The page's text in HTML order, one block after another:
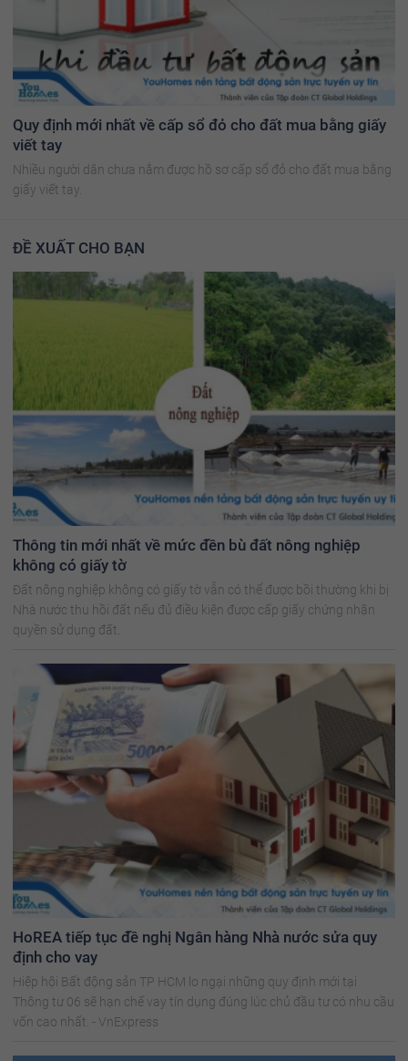
Quy định mới nhất về cấp sổ đỏ cho đất mua bằng giấy
viết tay
Nhiều người dân chưa nắm được hồ sơ cấp sổ đỏ cho đất mua bằng
giấy viết tay.
ĐỀ XUẤT CHO BẠN
Thông tin mới nhất về mức đền bù đất nông nghiệp
không có giấy tờ
Đất nông nghiệp không có giấy tờ vẫn có thể được bồi thường khi bị
Nhà nước thu hồi đất nếu đủ điều kiện được cấp giấy chứng nhận
quyền sử dụng đất.
HoREA tiếp tục đề nghị Ngân hàng Nhà nước sửa quy
định cho vay
Hiệp hội Bất động sản TP HCM lo ngại những quy định mới tại
Thông tư 06 sẽ hạn chế vay tín dụng đúng lúc chủ đầu tư có nhu cầu
vốn cao nhất. - VnExpress